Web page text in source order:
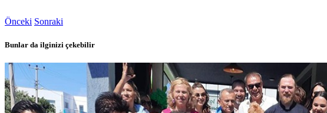
Önceki Sonraki
Bunlar da ilginizi çekebilir